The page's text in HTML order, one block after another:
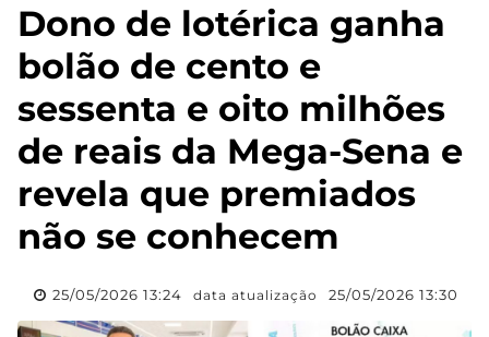
Dono de lotérica ganha
bolão de cento e
sessenta e oito milhões
de reais da Mega-Sena e
revela que premiados
não se conhecem
25/05/2026 13:24 data atualização 25/05/2026 13:30